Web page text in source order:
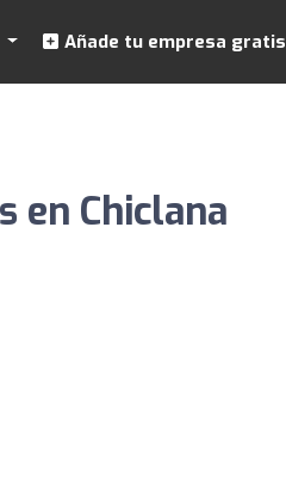
Añade tu empresa gratis
en Chiclana